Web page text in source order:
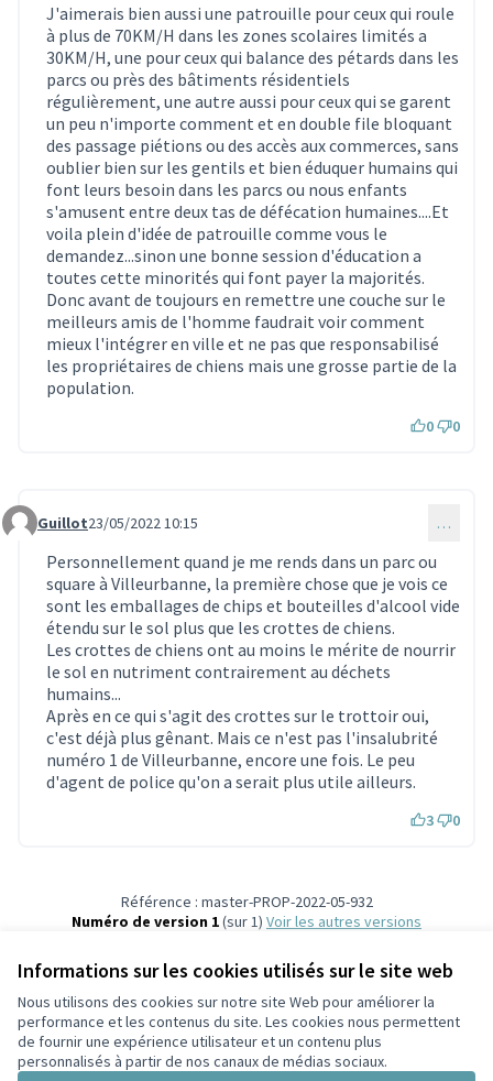
Informations sur les cookies utilisés sur le site web
Nous utilisons des cookies sur notre site Web pour améliorer la
performance et les contenus du site. Les cookies nous permettent
de fournir une expérience utilisateur et un contenu plus
personnalisés à partir de nos canaux de médias sociaux.
J'aimerais bien aussi une patrouille pour ceux qui roule
à plus de 70KM/H dans les zones scolaires limités a
30KM/H, une pour ceux qui balance des pétards dans les
parcs ou près des bâtiments résidentiels
régulièrement, une autre aussi pour ceux qui se garent
un peu n'importe comment et en double file bloquant
des passage piétions ou des accès aux commerces, sans
oublier bien sur les gentils et bien éduquer humains qui
font leurs besoin dans les parcs ou nous enfants
s'amusent entre deux tas de défécation humaines....Et
voila plein d'idée de patrouille comme vous le
demandez...sinon une bonne session d'éducation a
toutes cette minorités qui font payer la majorités.
Donc avant de toujours en remettre une couche sur le
meilleurs amis de l'homme faudrait voir comment
mieux l'intégrer en ville et ne pas que responsabilisé
les propriétaires de chiens mais une grosse partie de la
population.
0 0
Commentaire 1541
Guillot23/05/2022 10:15 …
Personnellement quand je me rends dans un parc ou
square à Villeurbanne, la première chose que je vois ce
sont les emballages de chips et bouteilles d'alcool vide
étendu sur le sol plus que les crottes de chiens.
Les crottes de chiens ont au moins le mérite de nourrir
le sol en nutriment contrairement au déchets
humains...
Après en ce qui s'agit des crottes sur le trottoir oui,
c'est déjà plus gênant. Mais ce n'est pas l'insalubrité
numéro 1 de Villeurbanne, encore une fois. Le peu
d'agent de police qu'on a serait plus utile ailleurs.
3 0
Référence : master-PROP-2022-05-932
Numéro de version 1(sur 1)
voir les autres versions
Conditions d'utilisation
Paramètres des cookies
Participez Villeurbanne sur X
Participez Villeurbanne sur Facebook
Participez Villeurbanne sur Instagram
Participez Villeurbanne sur YouTube